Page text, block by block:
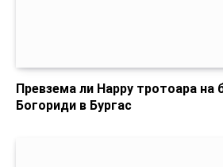
Превзема ли Happy тротоара на
Богориди в Бургас